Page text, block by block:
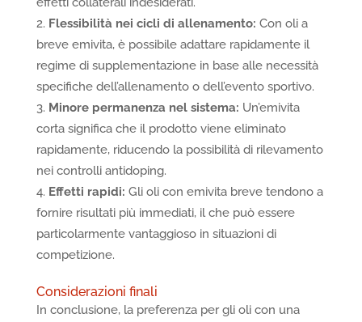
Flessibilità nei cicli di allenamento: Con oli a
breve emivita, è possibile adattare rapidamente il
regime di supplementazione in base alle necessità
specifiche dell’allenamento o dell’evento sportivo.
Minore permanenza nel sistema: Un’emivita
corta significa che il prodotto viene eliminato
rapidamente, riducendo la possibilità di rilevamento
nei controlli antidoping.
Effetti rapidi: Gli oli con emivita breve tendono a
fornire risultati più immediati, il che può essere
particolarmente vantaggioso in situazioni di
competizione.
Considerazioni finali
In conclusione, la preferenza per gli oli con una